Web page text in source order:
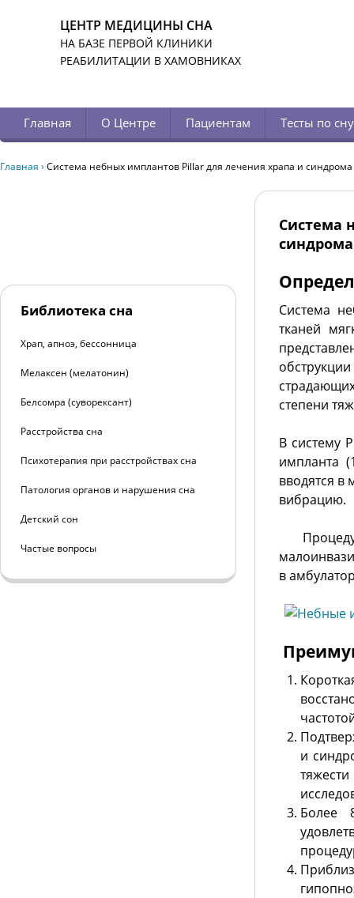
ЦЕНТР МЕДИЦИНЫ СНА
НА БАЗЕ ПЕРВОЙ КЛИНИКИ
РЕАБИЛИТАЦИИ В ХАМОВНИКАХ
Главная О Центре Пациентам Тесты по сну
Главная › Система небных имплантов Pillar для лечения храпа и синдрома
Система
Система
тканей
степени
В систему
импланта
вводятся в
вибрацию.
в
и
Более
Библиотека сна
Храп, апноэ, бессонница
Мелаксен (мелатонин)
Белсомра (суворексант)
Расстройства сна
Психотерапия при расстройствах сна
Патология органов и нарушения сна
Детский сон
Частые вопросы